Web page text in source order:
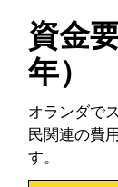
資金
年）
オランダで
民関連の費
す。